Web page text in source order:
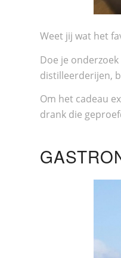
Weet jij wat het
Doe je
distilleerderijen,
Om het cadeau
drank die